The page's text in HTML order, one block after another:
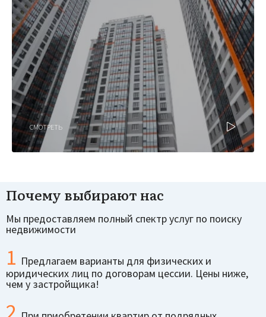
СМОТРЕТЬ
Почему выбирают нас
Мы предоставляем полный спектр услуг по поиску
недвижимости
1 Предлагаем варианты для физических и
юридических лиц по договорам цессии. Цены ниже,
чем у застройщика!